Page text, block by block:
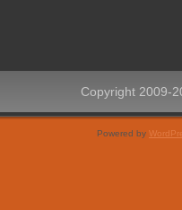
Copyright 2009-
Powered by